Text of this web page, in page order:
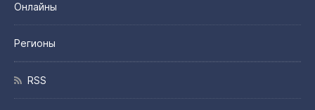
Онлайны
Регионы
RSS